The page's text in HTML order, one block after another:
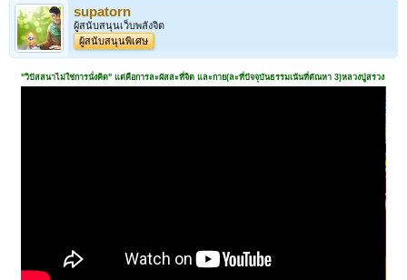
supatorn
ผู้สนับสนุนเว็บพลังจิต
ผู้สนับสนุนพิเศษ
"วิปัสสนาไม่ใช่การนั่งคิด" แต่คือการละผัสสะที่จิต และกาย(ละที่ปัจจุบันธรรมเน้นที่ตัณหา 3)หลวงปู่สรวง